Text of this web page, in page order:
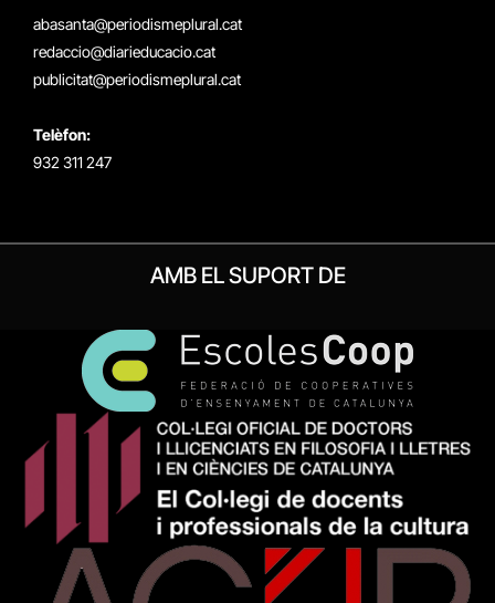
abasanta@periodismeplural.cat
redaccio@diarieducacio.cat
publicitat@periodismeplural.cat
Telèfon:
932 311 247
AMB EL SUPORT DE